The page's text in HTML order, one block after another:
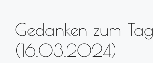
Gedanken zum Tag
(16.03.2024)